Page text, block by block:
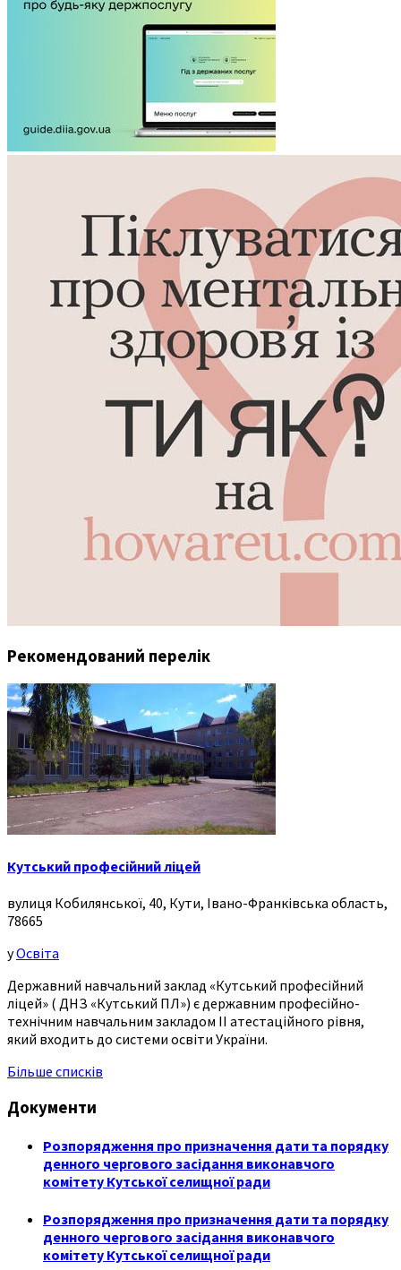
Рекомендований перелік
Кутський професійний ліцей
вулиця Кобилянської, 40, Кути, Івано-Франківська область,
78665
уОсвіта
Державний навчальний заклад «Кутський професійний
ліцей» ( ДНЗ «Кутський ПЛ») є державним професійно-
технічним навчальним закладом ІІ атестаційного рівня,
який входить до системи освіти України.
Більше списків
Документи
Розпорядження про призначення дати та порядку
денного чергового засідання виконавчого
комітету Кутської селищної ради
Розпорядження про призначення дати та порядку
денного чергового засідання виконавчого
комітету Кутської селищної ради